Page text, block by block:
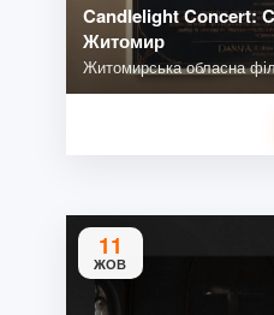
Candlelight Concert:
Житомир
Житомирська обласна
11
ЖОВ